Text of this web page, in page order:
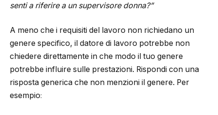
senti a riferire a un supervisore donna?”
A meno che i requisiti del lavoro non richiedano un
genere specifico, il datore di lavoro potrebbe non
chiedere direttamente in che modo il tuo genere
potrebbe influire sulle prestazioni. Rispondi con una
risposta generica che non menzioni il genere. Per
esempio: